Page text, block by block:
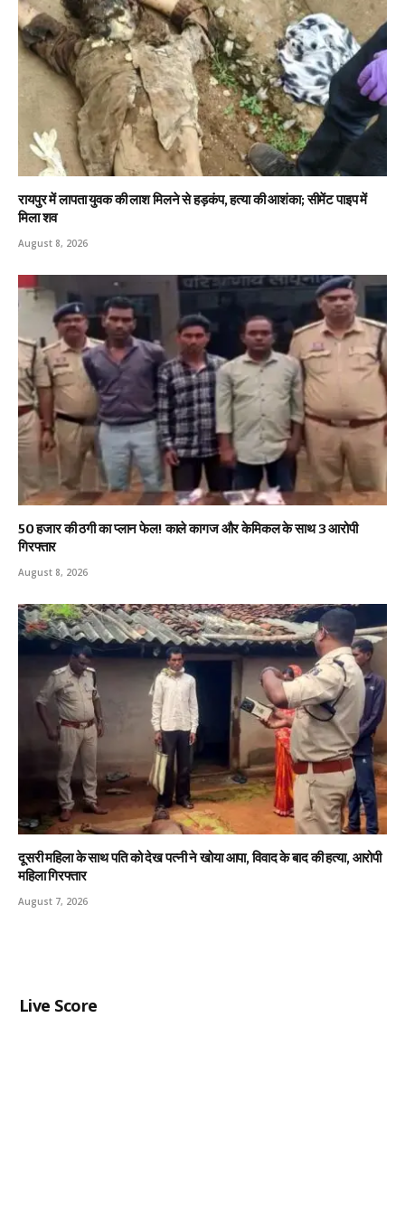
रायपुर में लापता युवक की लाश मिलने से हड़कंप, हत्या की आशंका; सीमेंट पाइप में
मिला शव
August 8, 2026
₹50 हजार की ठगी का प्लान फेल! काले कागज और केमिकल के साथ 3 आरोपी
गिरफ्तार
August 8, 2026
दूसरी महिला के साथ पति को देख पत्नी ने खोया आपा, विवाद के बाद की हत्या, आरोपी
महिला गिरफ्तार
August 7, 2026
Live Score